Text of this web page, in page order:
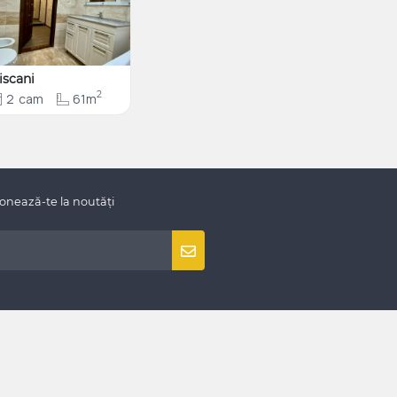
2 cam 61m2
te la noutăți